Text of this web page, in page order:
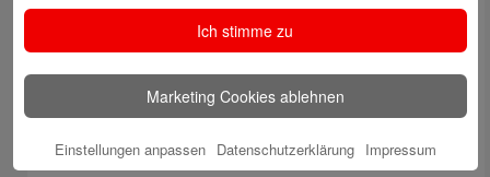
Digitale Apotheke in der Sparkassen-Geschäftsstelle
Fränkisch-Crumbach eröffnet
Sparkasse stärkt das soziale Miteinander im
Odenwaldkreis
Autoren
Ich stimme zu
Marketing Cookies ablehnen
Einstellungen anpassen Datenschutzerklärung Impressum